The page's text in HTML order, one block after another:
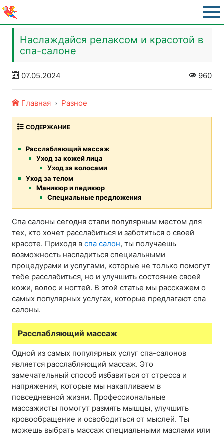
Наслаждайся релаксом и красотой в
спа-салоне
07.05.2024 960
Главная Разное
СОДЕРЖАНИЕ
Расслабляющий массаж
Уход за кожей лица
Уход за волосами
Уход за телом
Маникюр и педикюр
Специальные предложения
Спа салоны сегодня стали популярным местом для
тех, кто хочет расслабиться и заботиться о своей
красоте. Приходя в спа салон, ты получаешь
возможность насладиться специальными
процедурами и услугами, которые не только помогут
тебе расслабиться, но и улучшить состояние своей
кожи, волос и ногтей. В этой статье мы расскажем о
самых популярных услугах, которые предлагают спа
салоны.
Расслабляющий массаж
Одной из самых популярных услуг спа-салонов
является расслабляющий массаж. Это
замечательный способ избавиться от стресса и
напряжения, которые мы накапливаем в
повседневной жизни. Профессиональные
массажисты помогут размять мышцы, улучшить
кровообращение и освободиться от мыслей. Ты
можешь выбрать массаж специальными маслами или